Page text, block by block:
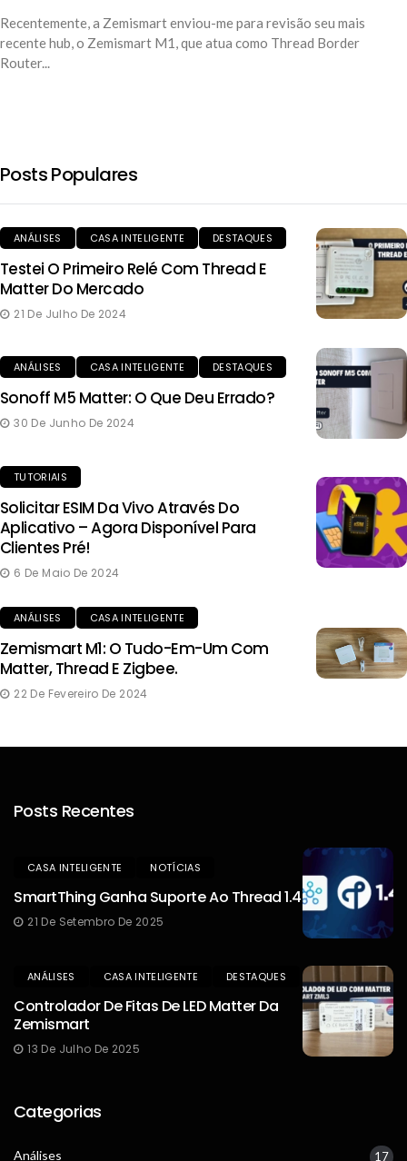
Recentemente, a Zemismart enviou-me para revisão seu mais
recente hub, o Zemismart M1, que atua como Thread Border
Router...
Posts Populares
ANÁLISES CASA INTELIGENTE DESTAQUES
Testei O Primeiro Relé Com Thread E
Matter Do Mercado
21 De Julho De 2024
ANÁLISES CASA INTELIGENTE DESTAQUES
Sonoff M5 Matter: O Que Deu Errado?
30 De Junho De 2024
TUTORIAIS
Solicitar ESIM Da Vivo Através Do
Aplicativo – Agora Disponível Para
Clientes Pré!
6 De Maio De 2024
ANÁLISES CASA INTELIGENTE
Zemismart M1: O Tudo-Em-Um Com
Matter, Thread E Zigbee.
22 De Fevereiro De 2024
Posts Recentes
CASA INTELIGENTE NOTÍCIAS
SmartThing Ganha Suporte Ao Thread 1.4
21 De Setembro De 2025
ANÁLISES CASA INTELIGENTE DESTAQUES
Controlador De Fitas De LED Matter Da
Zemismart
13 De Julho De 2025
Categorias
Análises 17